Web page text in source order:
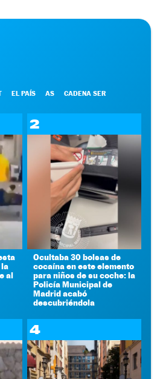
EL PAÍS AS CADENA SER
la
al
2
Ocultaba 30 bolsas de
cocaína en este elemento
para niños de su coche: la
Policía Municipal de
Madrid acabó
descubriéndola
4